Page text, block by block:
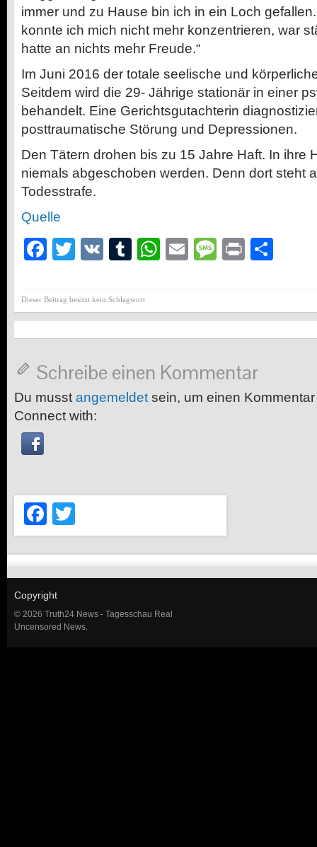
immer und zu Hause bin ich in ein Loch
konnte ich mich nicht mehr konzentrieren, war
hatte an nichts mehr Freude.“
Im Juni 2016 der totale seelische und
Seitdem wird die 29- Jährige stationär in einer
behandelt. Eine Gerichtsgutachterin
posttraumatische Störung und Depressionen.
Den Tätern drohen bis zu 15 Jahre Haft. In ihre
niemals abgeschoben werden. Denn dort steht
Todesstrafe.
Quelle
Facebook
Twitter
VK Tumblr
WhatsApp
EmailMessage
Print
Dieser Beitrag besitzt kein Schlagwort
Schreibe einen Kommentar
Du musst angemeldet sein, um einen
Connect with:
Facebook
Copyright
© 2026 Truth24 News - Tagesschau Real
Uncensored News.